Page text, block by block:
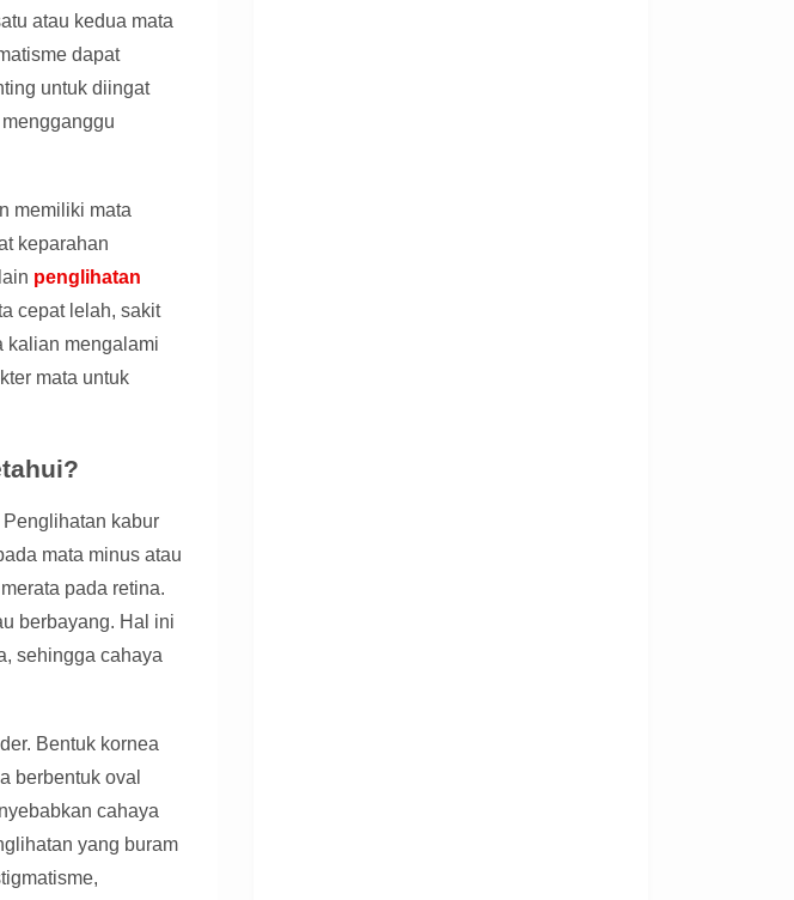
atau kedua mata
dapat
untuk diingat
memiliki mata
keparahan
penglihatan
cepat lelah, sakit
kalian mengalami
mata untuk
kabur
mata minus atau
pada retina.
berbayang. Hal ini
sehingga cahaya
Bentuk kornea
berbentuk oval
cahaya
yang buram